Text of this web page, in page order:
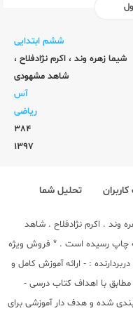
ششم ابتدایی
شیما زهره وند ، اکرم نژادفلاح ،
شاهد مشهودی
آس
ریاضی
384
1397
تحلیل شما
. اکرم نژادفلاح . شاهد
در انتشارات گاج در سال 97 (چاپ 1) به چاپ رسیده است . * فروش ویژه
: - ارائه آموزش کامل و
با اهداف کتاب درسی -
شده و هدف دار آموزشی برای